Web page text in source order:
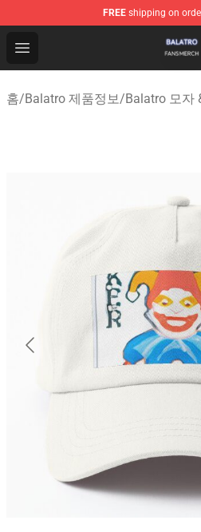
FREE shipping on
Open menu
Balatro Shop - Official
홈/Balatro 제품정보/Balatro 모자